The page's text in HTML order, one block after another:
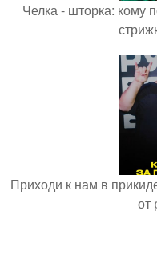
Челка - шторка: кому
Приходи к нам в
от